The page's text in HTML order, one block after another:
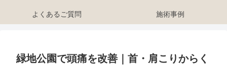
よくあるご質問 施術事例
緑地公園で頭痛を改善｜首・肩こりからく